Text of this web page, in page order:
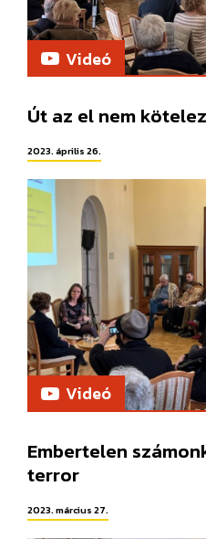
Videó
Út az el nem
2023. április 26.
Videó
Embertelen
terror
2023. március 27.